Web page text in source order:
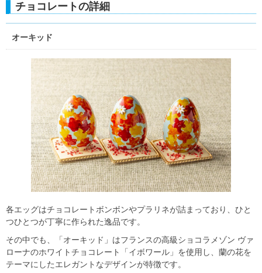
チョコレートの詳細
オーキッド
各エッグはチョコレートボンボンやプラリネが詰まっており、ひと
つひとつが丁寧に作られた逸品です。
その中でも、「オーキッド」はフランスの高級ショコラメゾン ヴァ
ローナのホワイトチョコレート「イボワール」を使用し、蘭の花を
テーマにしたエレガントなデザインが特徴です。